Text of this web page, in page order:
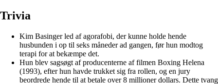
Trivia
Kim Basinger led af agorafobi, der kunne holde hende
husbunden i op til seks måneder ad gangen, før hun modtog
terapi for at bekæmpe det.
Hun blev sagsøgt af producenterne af filmen Boxing Helena
(1993), efter hun havde trukket sig fra rollen, og en jury
beordrede hende til at betale over 8 millioner dollars. Dette tvang